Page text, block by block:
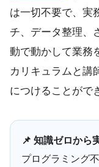
は一切不要で、実
チ、データ整理、
動で動かして業務
カリキュラムと講
につけることがで
📌 知識ゼロから
プログラミング